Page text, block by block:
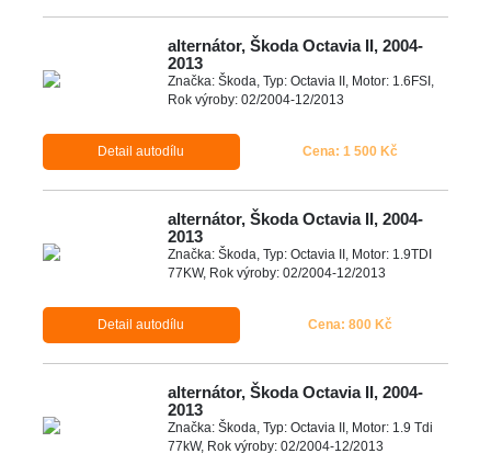
alternátor, Škoda Octavia II, 2004-
2013
Značka: Škoda, Typ: Octavia II, Motor: 1.6FSI,
Rok výroby: 02/2004-12/2013
Detail autodílu Cena: 1 500 Kč
alternátor, Škoda Octavia II, 2004-
2013
Značka: Škoda, Typ: Octavia II, Motor: 1.9TDI
77KW, Rok výroby: 02/2004-12/2013
Detail autodílu Cena: 800 Kč
alternátor, Škoda Octavia II, 2004-
2013
Značka: Škoda, Typ: Octavia II, Motor: 1.9 Tdi
77kW, Rok výroby: 02/2004-12/2013